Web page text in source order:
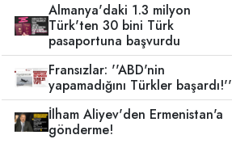
Almanya'daki 1.3 milyon
Türk'ten 30 bini Türk
pasaportuna başvurdu
Fransızlar: ''ABD'nin
yapamadığını Türkler başardı!''
İlham Aliyev'den Ermenistan'a
gönderme!